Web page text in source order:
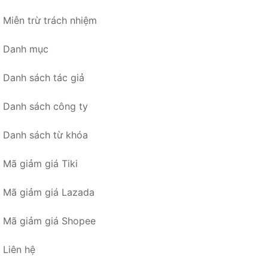
Miễn trừ trách nhiệm
Danh mục
Danh sách tác giả
Danh sách công ty
Danh sách từ khóa
Mã giảm giá Tiki
Mã giảm giá Lazada
Mã giảm giá Shopee
Liên hệ